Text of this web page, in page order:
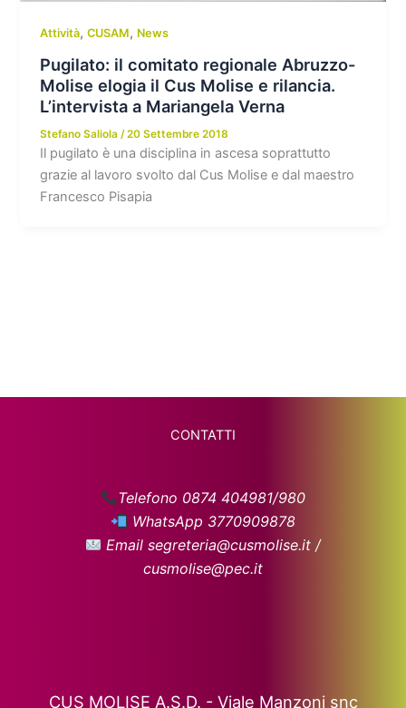
Attività,CUSAM, News
Pugilato: il comitato regionale Abruzzo-
Molise elogia il Cus Molise e rilancia.
L’intervista a Mariangela Verna
Stefano Saliola /20 Settembre 2018
Il pugilato è una disciplina in ascesa soprattutto
grazie al lavoro svolto dal Cus Molise e dal maestro
Francesco Pisapia
CONTATTI
Telefono 0874 404981/980
WhatsApp 3770909878
Email segreteria@cusmolise.it /
cusmolise@pec.it
CUS MOLISE A.S.D. - Viale Manzoni snc